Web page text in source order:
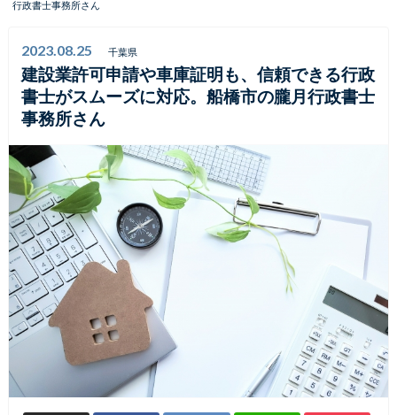
行政書士事務所さん
2023.08.25 千葉県
建設業許可申請や車庫証明も、信頼できる行政
書士がスムーズに対応。船橋市の朧月行政書士
事務所さん